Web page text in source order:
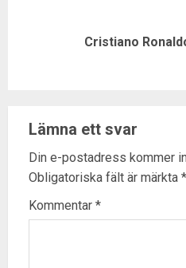
Cristiano
Lämna ett svar
Din e-postadress kommer
Obligatoriska fält är märkta *
Kommentar *